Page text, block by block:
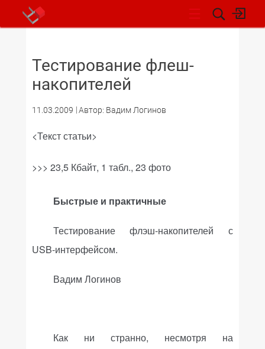
Тестирование флеш-
накопителей
11.03.2009 Автор: Вадим Логинов
<Текст статьи>
>>> 23,5 Кбайт, 1 табл., 23 фото
Быстрые и практичные
Тестирование флэш-накопителей с
USB-интерфейсом.
Вадим Логинов
Как ни странно, несмотря на